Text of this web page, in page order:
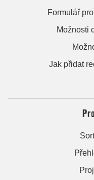
Formulář
Možnosti
Jak přidat